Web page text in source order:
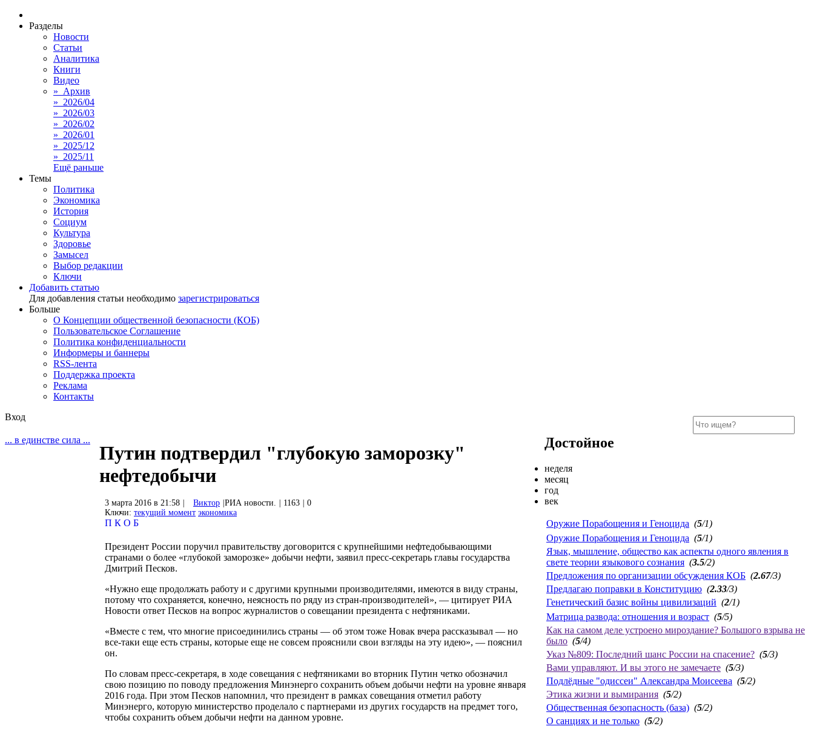
Разделы
Новости
Статьи
Аналитика
Книги
Видео
» Архив
» 2026/04
» 2026/03
» 2026/02
» 2026/01
» 2025/12
» 2025/11
Ещё раньше
Темы
Политика
Экономика
История
Социум
Культура
Здоровье
Замысел
Выбор редакции
Ключи
Добавить статью
Для добавления статьи необходимо зарегистрироваться
Больше
О Концепции общественной безопасности (КОБ)
Пользовательское Соглашение
Политика конфиденциальности
Информеры и баннеры
RSS-лента
Поддержка проекта
Реклама
Контакты
Вход
... в единстве сила ...
Путин подтвердил "глубокую заморозку"
нефтедобычи
3 марта 2016 в 21:58 Виктор РИА новости. 1163
0
Ключи: текущий момент экономика
П К О Б
Президент России поручил правительству договорится с крупнейшими нефтедобывающими
странами о более «глубокой заморозке» добычи нефти, заявил пресс-секретарь главы государства
Дмитрий Песков.
«Нужно еще продолжать работу и с другими крупными производителями, имеются в виду страны,
потому что сохраняется, конечно, неясность по ряду из стран-производителей», — цитирует РИА
Новости ответ Песков на вопрос журналистов о совещании президента с нефтяниками.
«Вместе с тем, что многие присоединились страны — об этом тоже Новак вчера рассказывал — но
все-таки еще есть страны, которые еще не совсем прояснили свои взгляды на эту идею», — пояснил
он.
По словам пресс-секретаря, в ходе совещания с нефтяниками во вторник Путин четко обозначил
свою позицию по поводу предложения Минэнерго сохранить объем добычи нефти на уровне января
2016 года. При этом Песков напомнил, что президент в рамках совещания отметил работу
Минэнерго, которую министерство проделало с партнерами из других государств на предмет того,
чтобы сохранить объем добычи нефти на данном уровне.
Достойное
неделя
месяц
год
век
Оружие Порабощения и Геноцида (5/1)
Оружие Порабощения и Геноцида (5/1)
Язык, мышление, общество как аспекты одного явления в
свете теории языкового сознания (3.5/2)
Предложения по организации обсуждения КОБ (2.67/3)
Предлагаю поправки в Конституцию (2.33/3)
Генетический базис войны цивилизаций (2/1)
Матрица развода: отношения и возраст (5/5)
Как на самом деле устроено мироздание? Большого взрыва не
было (5/4)
Указ №809: Последний шанс России на спасение? (5/3)
Вами управляют. И вы этого не замечаете (5/3)
Подлёдные "одиссеи" Александра Моисеева (5/2)
Этика жизни и вымирания (5/2)
Общественная безопасность (база) (5/2)
О санциях и не только (5/2)